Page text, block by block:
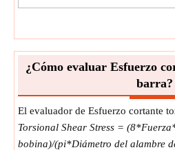
¿Cómo evaluar Esfuerzo
barra?
El evaluador de Esfuerzo cortante
Torsional Shear Stress =
bobina)/(pi*Diámetro del alambre